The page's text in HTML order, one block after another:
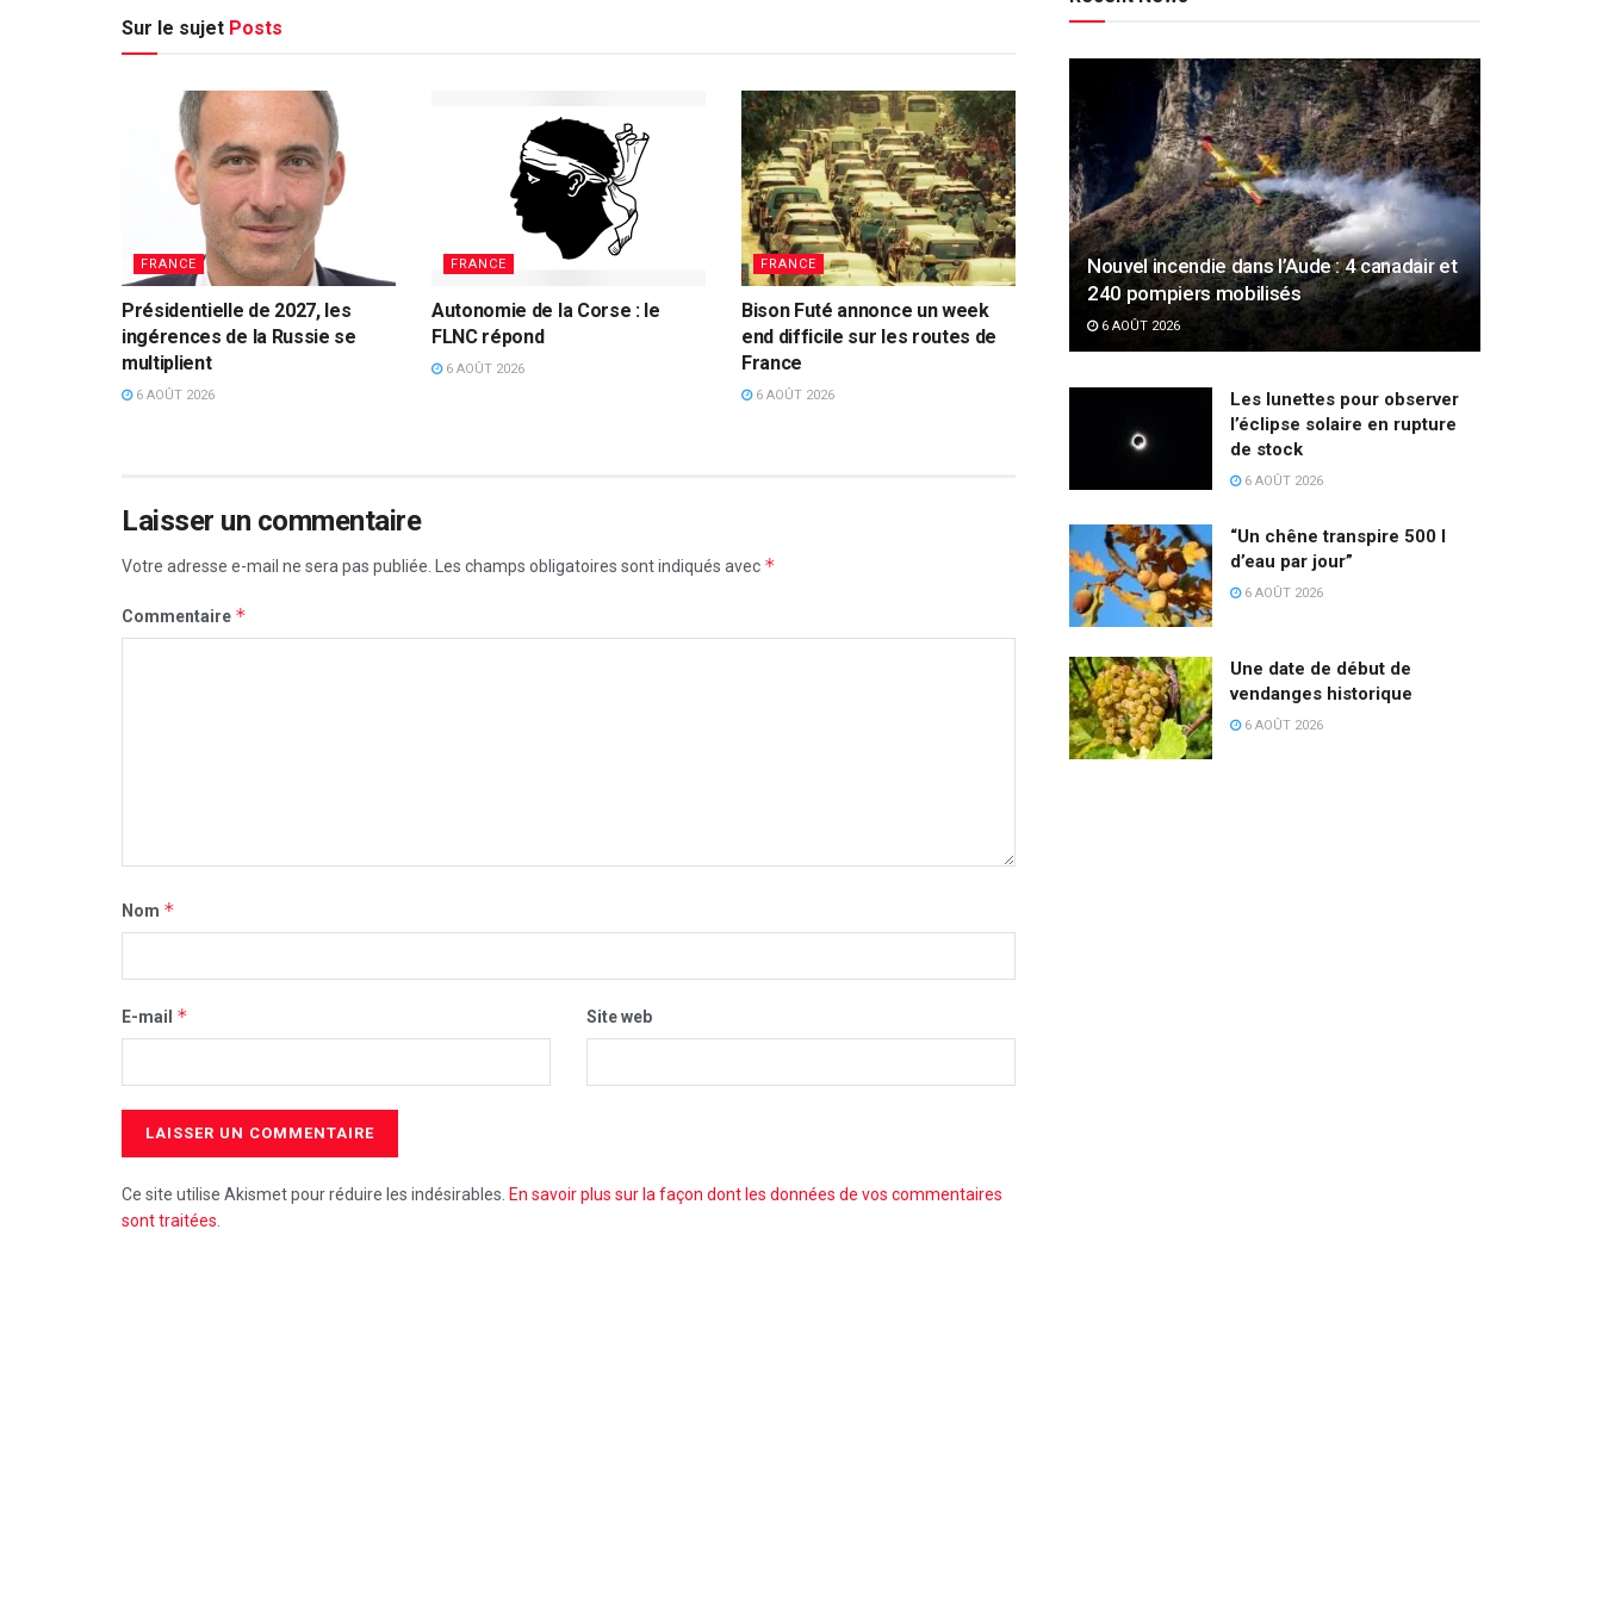
Sur le sujet Posts
FRANCE
Présidentielle de 2027, les
ingérences de la Russie se
multiplient
6 AOÛT 2026
FRANCE
Autonomie de la Corse : le
FLNC répond
6 AOÛT 2026
FRANCE
Bison Futé annonce un week
end difficile sur les routes de
France
6 AOÛT 2026
Laisser un commentaire
Votre adresse e-mail ne sera pas publiée. Les champs obligatoires sont indiqués avec *
Commentaire *
Nom *
E-mail * Site web
Ce site utilise Akismet pour réduire les indésirables. En savoir plus sur la façon dont les données de vos commentaires
sont traitées.
Nouvel incendie dans l’Aude : 4 canadair et
240 pompiers mobilisés
6 AOÛT 2026
Les lunettes pour observer
l’éclipse solaire en rupture
de stock
6 AOÛT 2026
“Un chêne transpire 500 l
d’eau par jour”
6 AOÛT 2026
Une date de début de
vendanges historique
6 AOÛT 2026